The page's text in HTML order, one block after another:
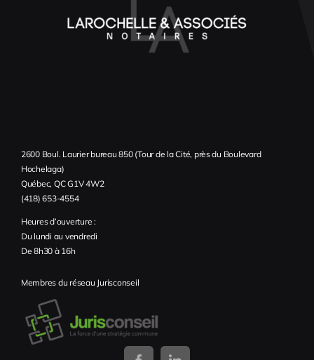
2600 Boul. Laurier bureau 850 (Tour de la Cité, près du Boulevard
Hochelaga)
Québec, QC G1V 4W2
(418) 653-4554
Heures d’ouverture :
Du lundi au vendredi
De 8h30 à 16h
Membres du réseau Jurisconseil